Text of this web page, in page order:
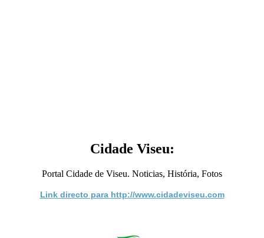
Cidade Viseu:
Portal Cidade de Viseu. Noticias, História, Fotos
Link directo para http://www.cidadeviseu.com